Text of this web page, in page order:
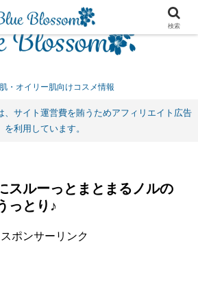
・オイリー肌向けコスメ情報
サイト運営費を賄うためアフィリエイト広告
を利用しています。
スルーっとまとまるノルの
っとり♪
スポンサーリンク
検索